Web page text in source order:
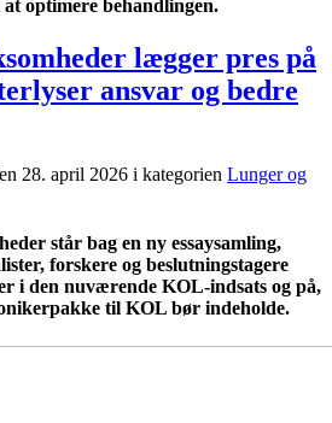
optimere behandlingen.
lægger pres på
ansvar og bedre
28. april 2026 i kategorien Lunger og
står bag en ny essaysamling,
forskere og beslutningstagere
i den nuværende KOL-indsats og på,
til KOL bør indeholde.